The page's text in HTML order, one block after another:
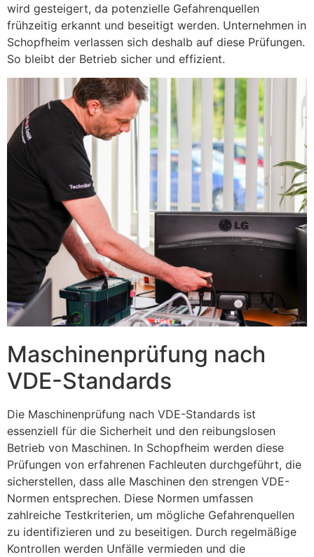
wird gesteigert, da potenzielle Gefahrenquellen
frühzeitig erkannt und beseitigt werden. Unternehmen in
Schopfheim verlassen sich deshalb auf diese Prüfungen.
So bleibt der Betrieb sicher und effizient.
Maschinenprüfung nach
VDE-Standards
Die Maschinenprüfung nach VDE-Standards ist
essenziell für die Sicherheit und den reibungslosen
Betrieb von Maschinen. In Schopfheim werden diese
Prüfungen von erfahrenen Fachleuten durchgeführt, die
sicherstellen, dass alle Maschinen den strengen VDE-
Normen entsprechen. Diese Normen umfassen
zahlreiche Testkriterien, um mögliche Gefahrenquellen
zu identifizieren und zu beseitigen. Durch regelmäßige
Kontrollen werden Unfälle vermieden und die